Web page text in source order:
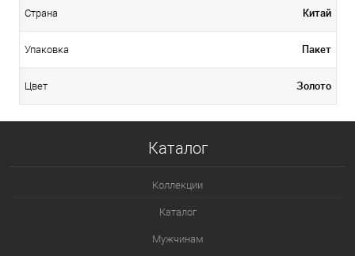
Страна Китай
Упаковка Пакет
Цвет Золото
Каталог
Коллекции
Каталог
Мужчинам